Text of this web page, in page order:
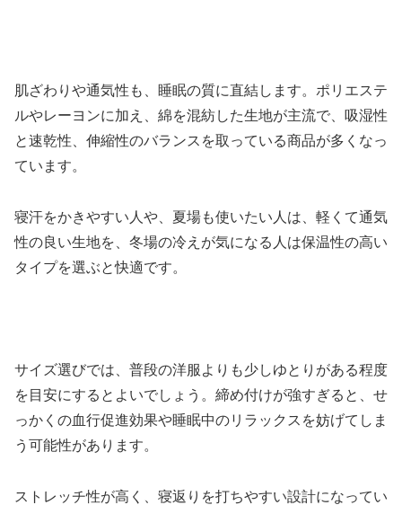
肌ざわりや通気性も、睡眠の質に直結します。ポリエステ
ルやレーヨンに加え、綿を混紡した生地が主流で、吸湿性
と速乾性、伸縮性のバランスを取っている商品が多くなっ
ています。
寝汗をかきやすい人や、夏場も使いたい人は、軽くて通気
性の良い生地を、冬場の冷えが気になる人は保温性の高い
タイプを選ぶと快適です。
サイズ選びでは、普段の洋服よりも少しゆとりがある程度
を目安にするとよいでしょう。締め付けが強すぎると、せ
っかくの血行促進効果や睡眠中のリラックスを妨げてしま
う可能性があります。
ストレッチ性が高く、寝返りを打ちやすい設計になってい